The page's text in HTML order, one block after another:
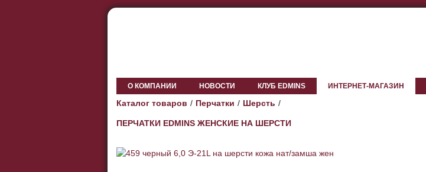
О КОМПАНИИ НОВОСТИ КЛУБ EDMINS ИНТЕРНЕТ-МАГАЗИН
Каталог товаров Перчатки Шерсть
ПЕРЧАТКИ EDMINS ЖЕНСКИЕ НА ШЕРСТИ